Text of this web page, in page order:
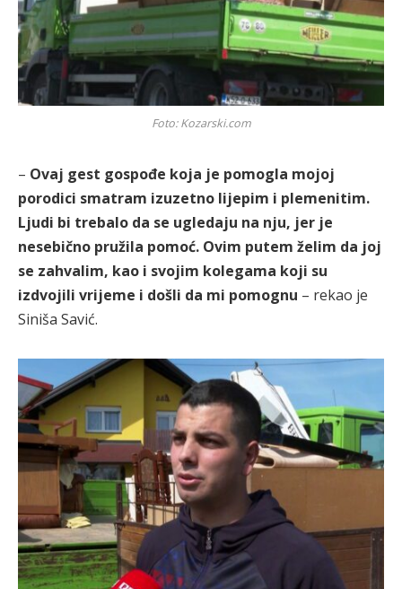
Foto: Kozarski.com
– Ovaj gest gospođe koja je pomogla mojoj
porodici smatram izuzetno lijepim i plemenitim.
Ljudi bi trebalo da se ugledaju na nju, jer je
nesebično pružila pomoć. Ovim putem želim da joj
se zahvalim, kao i svojim kolegama koji su
izdvojili vrijeme i došli da mi pomognu – rekao je
Siniša Savić.